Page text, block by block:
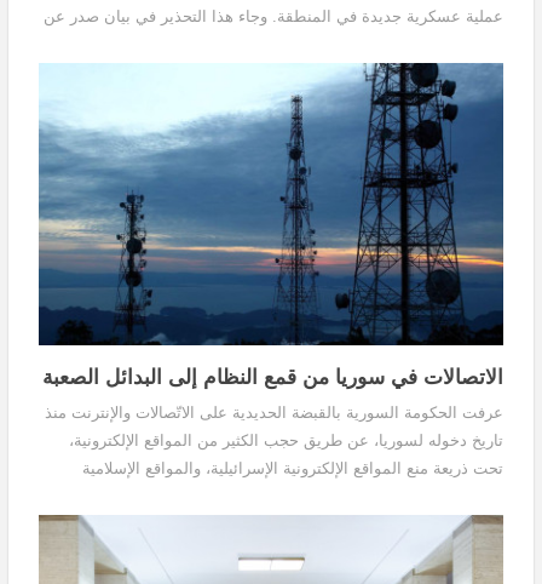
عملية عسكرية جديدة في المنطقة. وجاء هذا التحذير في بيان صدر عن
الاتصالات في سوريا من قمع النظام إلى البدائل الصعبة
عرفت الحكومة السورية بالقبضة الحديدية على الاتّصالات والإنترنت منذ
تاريخ دخوله لسوريا، عن طريق حجب الكثير من المواقع الإلكترونية،
تحت ذريعة منع المواقع الإلكترونية الإسرائيلية، والمواقع الإسلامية
تنادي بحقوق قومية للأكراد، في حين تؤكّد منظمات حقوقية دولية أن
الحَجْب يطال كل من انتقد نظام الحكم آنذاك، حتى لو كان موقعاً ثقافياً
بسيطاً